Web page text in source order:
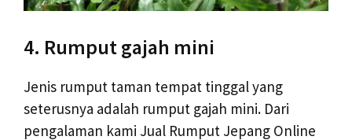
4. Rumput gajah mini
Jenis rumput taman tempat tinggal yang
seterusnya adalah rumput gajah mini. Dari
pengalaman kami Jual Rumput Jepang Online